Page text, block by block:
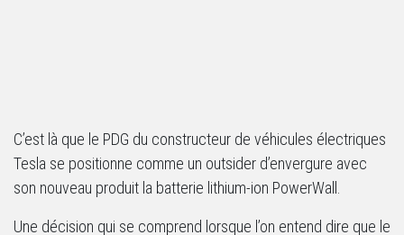
C’est là que le PDG du constructeur de véhicules électriques
Tesla se positionne comme un outsider d’envergure avec
son nouveau produit la batterie lithium-ion PowerWall.
Une décision qui se comprend lorsque l’on entend dire que le